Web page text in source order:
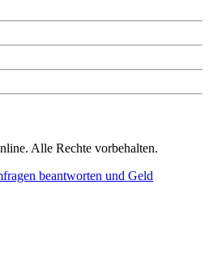
Alle Rechte vorbehalten.